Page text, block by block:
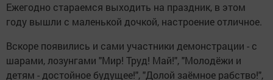
Ежегодно стараемся выходить на праздник, в этом
году вышли с маленькой дочкой, настроение отличное.
Вскоре появились и сами участники демонстрации - с
шарами, лозунгами "Мир! Труд! Май!", "Молодёжи и
детям - достойное будущее!", "Долой заёмное рабство!",